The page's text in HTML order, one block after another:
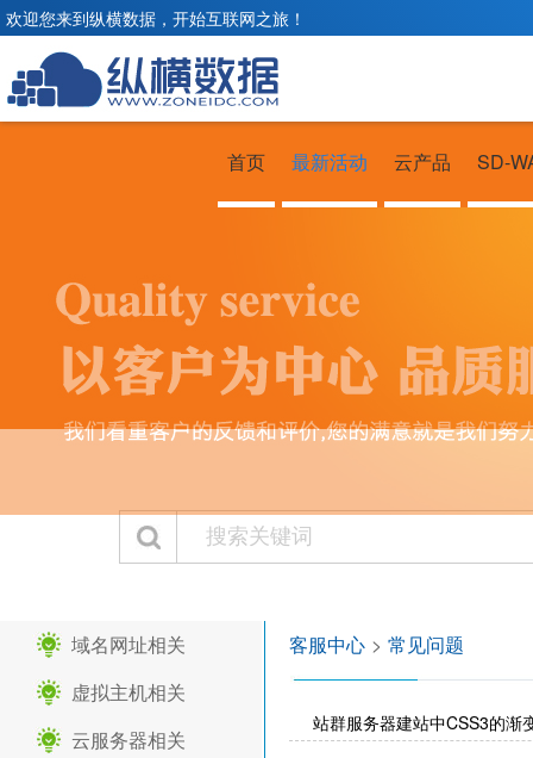
欢迎您来到纵横数据，开始互联网之旅！
首页 最新活动 云产品 SD-
域名网址相关
虚拟主机相关
云服务器相关
客服中心 > 常见问题
站群服务器建站中CSS3的渐